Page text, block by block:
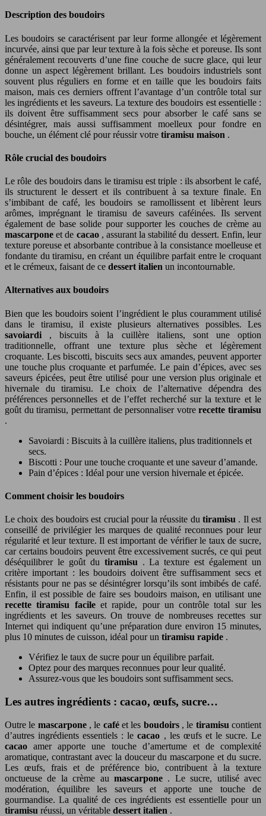
Description des boudoirs
Les boudoirs se caractérisent par leur forme allongée et légèrement
incurvée, ainsi que par leur texture à la fois sèche et poreuse. Ils sont
généralement recouverts d’une fine couche de sucre glace, qui leur
donne un aspect légèrement brillant. Les boudoirs industriels sont
souvent plus réguliers en forme et en taille que les boudoirs faits
maison, mais ces derniers offrent l’avantage d’un contrôle total sur
les ingrédients et les saveurs. La texture des boudoirs est essentielle :
ils doivent être suffisamment secs pour absorber le café sans se
désintégrer, mais aussi suffisamment moelleux pour fondre en
bouche, un élément clé pour réussir votre tiramisu maison .
Rôle crucial des boudoirs
Le rôle des boudoirs dans le tiramisu est triple : ils absorbent le café,
ils structurent le dessert et ils contribuent à sa texture finale. En
s’imbibant de café, les boudoirs se ramollissent et libèrent leurs
arômes, imprégnant le tiramisu de saveurs caféinées. Ils servent
également de base solide pour supporter les couches de crème au
mascarponeet de cacao , assurant la stabilité du dessert. Enfin, leur
texture poreuse et absorbante contribue à la consistance moelleuse et
fondante du tiramisu, en créant un équilibre parfait entre le croquant
et le crémeux, faisant de ce dessert italien un incontournable.
Alternatives aux boudoirs
Bien que les boudoirs soient l’ingrédient le plus couramment utilisé
dans le tiramisu, il existe plusieurs alternatives possibles. Les
savoiardi , biscuits à la cuillère italiens, sont une option
traditionnelle, offrant une texture plus sèche et légèrement
croquante. Les biscotti, biscuits secs aux amandes, peuvent apporter
une touche plus croquante et parfumée. Le pain d’épices, avec ses
saveurs épicées, peut être utilisé pour une version plus originale et
hivernale du tiramisu. Le choix de l’alternative dépendra des
préférences personnelles et de l’effet recherché sur la texture et le
goût du tiramisu, permettant de personnaliser votrerecette tiramisu
.
Savoiardi : Biscuits à la cuillère italiens, plus traditionnels et
secs.
Biscotti : Pour une touche croquante et une saveur d’amande.
Pain d’épices : Idéal pour une version hivernale et épicée.
Comment choisir les boudoirs
Le choix des boudoirs est crucial pour la réussite dutiramisu . Il est
conseillé de privilégier les marques de qualité reconnues pour leur
régularité et leur texture. Il est important de vérifier le taux de sucre,
car certains boudoirs peuvent être excessivement sucrés, ce qui peut
déséquilibrer le goût du tiramisu . La texture est également un
critère important : les boudoirs doivent être suffisamment secs et
résistants pour ne pas se désintégrer lorsqu’ils sont imbibés de café.
Enfin, il est possible de faire ses boudoirs maison, en utilisant une
recette tiramisu facile et rapide, pour un contrôle total sur les
ingrédients et les saveurs. On trouve de nombreuses recettes sur
Internet qui indiquent qu’une préparation dure environ 15 minutes,
plus 10 minutes de cuisson, idéal pour un tiramisu rapide .
Vérifiez le taux de sucre pour un équilibre parfait.
Optez pour des marques reconnues pour leur qualité.
Assurez-vous que les boudoirs sont suffisamment secs.
Les autres ingrédients : cacao, œufs, sucre…
Outre le mascarpone , le caféet les boudoirs , le tiramisucontient
d’autres ingrédients essentiels : lecacao , les œufs et le sucre. Le
cacaoamer apporte une touche d’amertume et de complexité
aromatique, contrastant avec la douceur du mascarpone et du sucre.
Les œufs, frais et de préférence bio, contribuent à la texture
onctueuse de la crème au mascarpone . Le sucre, utilisé avec
modération, équilibre les saveurs et apporte une touche de
gourmandise. La qualité de ces ingrédients est essentielle pour un
tiramisu réussi, un véritable dessert italien .